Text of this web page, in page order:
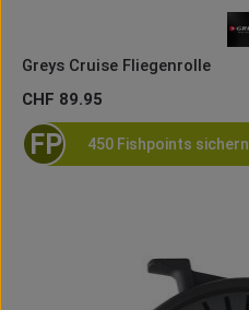
Greys Cruise Fliegenrolle
Regulärer Preis:
CHF 89.95
FP 450 Fishpoints sichern